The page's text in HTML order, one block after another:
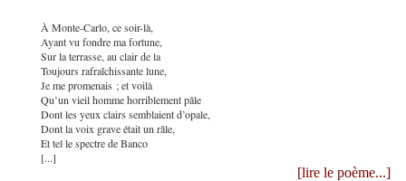
À Monte-Carlo, ce soir-là,
Ayant vu fondre ma fortune,
Sur la terrasse, au clair de la
Toujours rafraîchissante lune,
Je me promenais ; et voilà
Qu’un vieil homme horriblement pâle
Dont les yeux clairs semblaient d’opale,
Dont la voix grave était un râle,
Et tel le spectre de Banco
[...]
[lire le poème...]